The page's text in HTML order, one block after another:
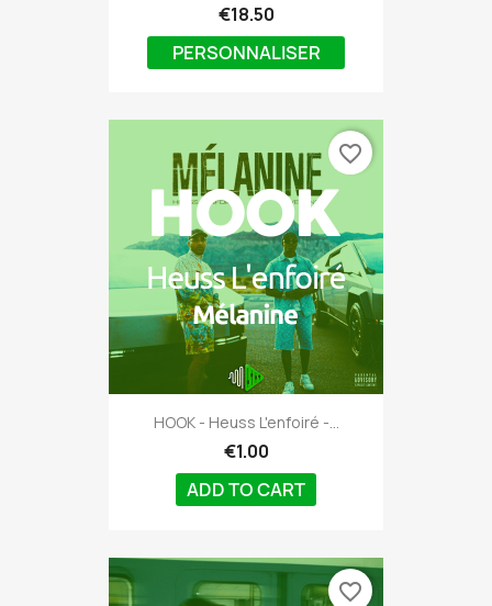
€18.50
PERSONNALISER
HOOK - Heuss L'enfoiré -...
€1.00
ADD TO CART
favorite_border
favorite_border